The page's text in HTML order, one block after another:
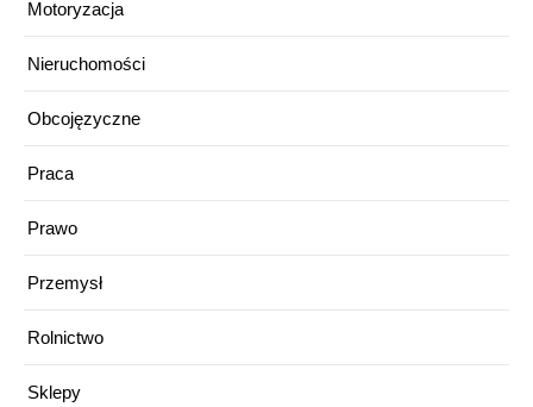
Motoryzacja
Nieruchomości
Obcojęzyczne
Praca
Prawo
Przemysł
Rolnictwo
Sklepy